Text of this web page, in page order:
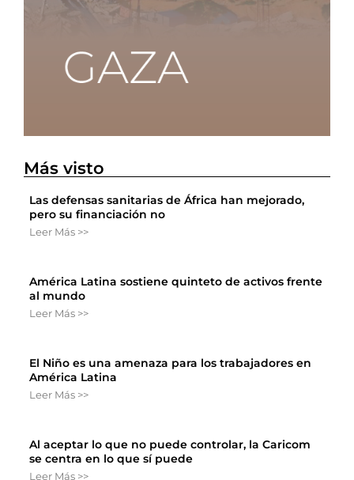
Más visto
Las defensas sanitarias de África han mejorado,
pero su financiación no
Leer Más >>
América Latina sostiene quinteto de activos frente
al mundo
Leer Más >>
El Niño es una amenaza para los trabajadores en
América Latina
Leer Más >>
Al aceptar lo que no puede controlar, la Caricom
se centra en lo que sí puede
Leer Más >>